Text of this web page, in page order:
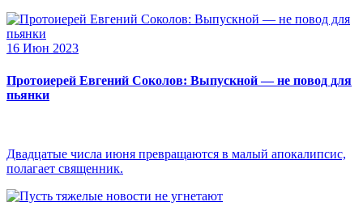
16 Июн 2023
Протоиерей Евгений Соколов: Выпускной — не повод для
пьянки
Двадцатые числа июня превращаются в малый апокалипсис,
полагает священник.